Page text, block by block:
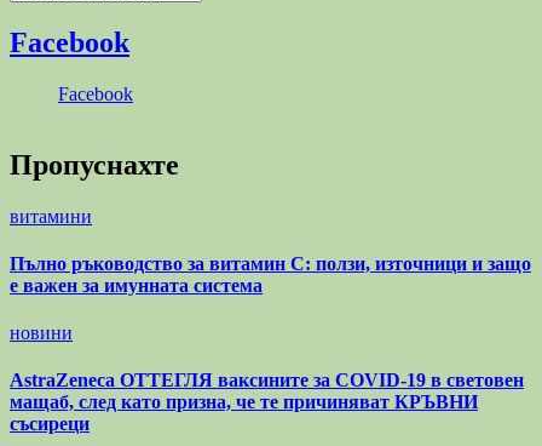
Facebook
Facebook
Пропуснахте
витамини
Пълно ръководство за витамин С: ползи, източници и защо
е важен за имунната система
новини
AstraZeneca ОТТЕГЛЯ ваксините за COVID-19 в световен
мащаб, след като призна, че те причиняват КРЪВНИ
съсиреци